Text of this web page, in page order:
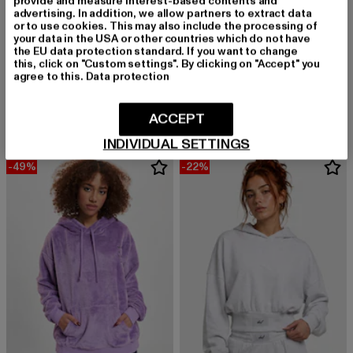
MJ GONZALES
Ladies METAMORPHOSE V.2 Heavy Oversized
53,59 EUR
Derzeitiger Preis: 53,59 EUR
79,99 EUR Aktionspreis: 79,99 EUR
KARL KANI
49,49 EUR
Derzeitiger Preis: 49,49 EUR
-49% -22%
advertising. In addition, we allow partners to extract data
or to use cookies. This may also include the processing of
your data in the USA or other countries which do not have
the EU data protection standard. If you want to change
this, click on "Custom settings". By clicking on "Accept" you
agree to this. Data protection
INDIVIDUAL SETTINGS
ACCEPT